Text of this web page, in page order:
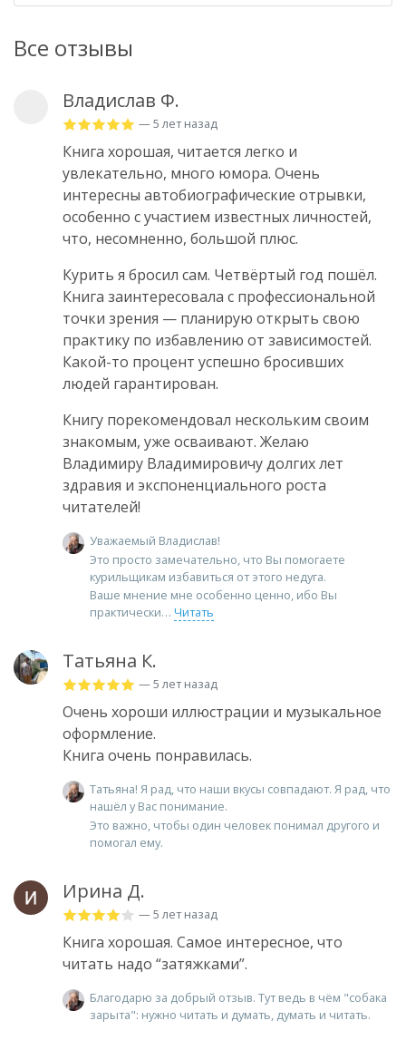
Все отзывы
Владислав Ф.
— 5 лет назад
Книга хорошая, читается легко и
увлекательно, много юмора. Очень
интересны автобиографические отрывки,
особенно с участием известных личностей,
что, несомненно, большой плюс.
Курить я бросил сам. Четвёртый год пошёл.
Книга заинтересовала с профессиональной
точки зрения — планирую открыть свою
практику по избавлению от зависимостей.
Какой-то процент успешно бросивших
людей гарантирован.
Книгу порекомендовал нескольким своим
знакомым, уже осваивают. Желаю
Владимиру Владимировичу долгих лет
здравия и экспоненциального роста
читателей!
Уважаемый Владислав!
Это просто замечательно, что Вы помогаете
курильщикам избавиться от этого недуга.
Ваше мнение мне особенно ценно, ибо Вы
практически
Читать
Татьяна К.
— 5 лет назад
Очень хороши иллюстрации и музыкальное
оформление.
Книга очень понравилась.
Татьяна! Я рад, что наши вкусы совпадают. Я рад, что
нашёл у Вас понимание.
Это важно, чтобы один человек понимал другого и
помогал ему.
Ирина Д.
— 5 лет назад
Книга хорошая. Самое интересное, что
читать надо “затяжками”.
Благодарю за добрый отзыв. Тут ведь в чём "собака
зарыта": нужно читать и думать, думать и читать.